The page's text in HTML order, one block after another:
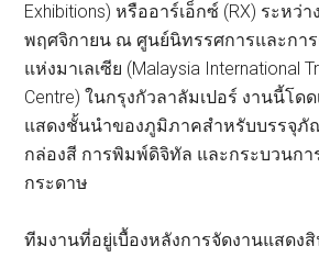
Exhibitions) หรืออาร์เอ็กซ์ (RX) ระหว่
พฤศจิกายน ณ ศูนย์นิทรรศการและการ
แห่งมาเลเซีย (Malaysia International
Centre) ในกรุงกัวลาลัมเปอร์ งานนี้โด
แสดงชั้นนำของภูมิภาคสำหรับบรรจุ
กล่องสี การพิมพ์ดิจิทัล และกระบวนก
กระดาษ
ทีมงานที่อยู่เบื้องหลังการจัดงานแสดง